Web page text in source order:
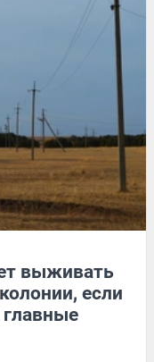
выживать
если